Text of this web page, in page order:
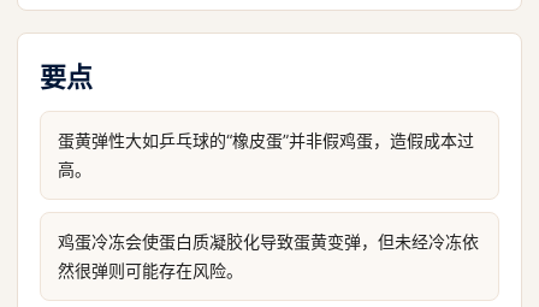
要点
蛋黄弹性大如乒乓球的“橡皮蛋”并非假鸡蛋，造假成本过
高。
鸡蛋冷冻会使蛋白质凝胶化导致蛋黄变弹，但未经冷冻依
然很弹则可能存在风险。